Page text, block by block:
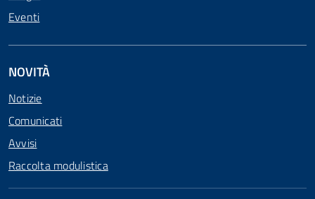
Eventi
NOVITÀ
Notizie
Comunicati
Avvisi
Raccolta modulistica